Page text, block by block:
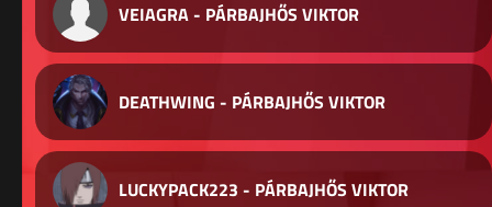
VEIAGRA - PÁRBAJHŐS VIKTOR
DEATHWING - PÁRBAJHŐS VIKTOR
LUCKYPACK223 - PÁRBAJHŐS VIKTOR